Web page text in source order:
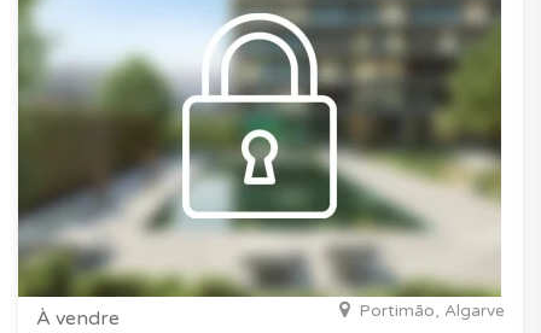
À vendre Portimão, Algarve